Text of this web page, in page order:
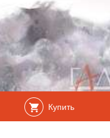
Купить